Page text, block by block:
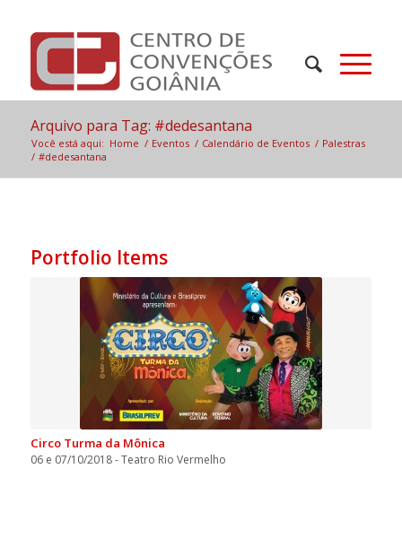
Arquivo para Tag: #dedesantana
Você está aqui: Home / Eventos / Calendário de Eventos / Palestras
/ #dedesantana
Portfolio Items
Circo Turma da Mônica
06 e 07/10/2018 - Teatro Rio Vermelho